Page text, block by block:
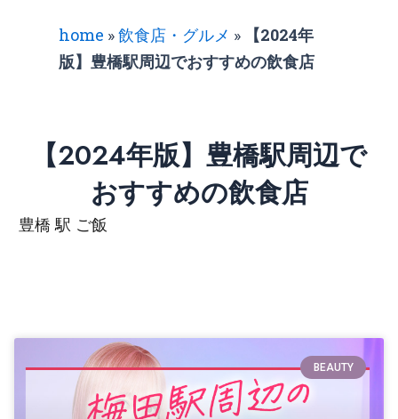
home »飲食店・グルメ »
【2024年
版】豊橋駅周辺でおすすめの飲食店
【2024年版】豊橋駅周辺で
おすすめの飲食店
豊橋 駅 ご飯
BEAUTY